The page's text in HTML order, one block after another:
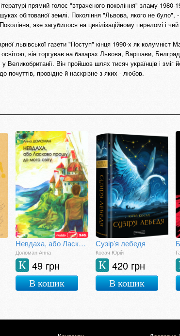
прямий голос "втраченого покоління" зламу 1980-
обітованої землі. Покоління "Львова, якого не було", -
яке загубилося на цивілізаційному переломі і
львівської газети "Поступ" кінця 1990-х як колумніст
він торгував на базарах Львова, Варшави,
Він пройшов шлях тисяч українців і зміг
почуттів, провідне й наскрізне з яких - любов.
Невдаха, або Ласкаво прошу до мого світу
Доломан Анна
49 грн
К
В кошик
Сузір’я лебедя
Косач Юрій
420 грн
К
В кошик